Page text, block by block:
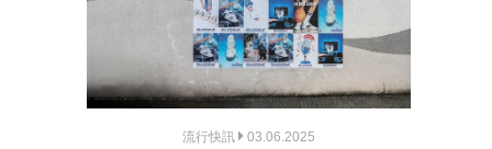
流行快訊 03.06.2025